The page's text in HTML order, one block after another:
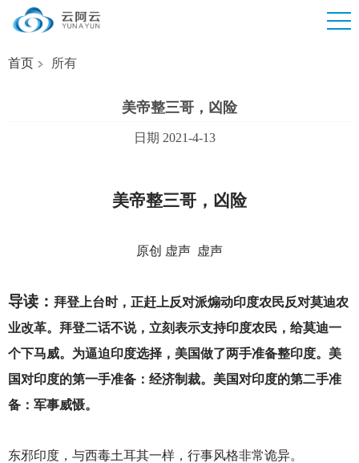
首页 所有
美帝整三哥，凶险
日期 2021-4-13
美帝整三哥，凶险
原创 虚声 虚声
导读： 拜登上台时，正赶上反对派煽动印度农民反对莫迪农
业改革。拜登二话不说，立刻表示支持印度农民，给莫迪一
个下马威。为逼迫印度选择，美国做了两手准备整印度。美
国对印度的第一手准备：经济制裁。美国对印度的第二手准
备：军事威慑。
东邪印度，与西毒土耳其一样，行事风格非常诡异。